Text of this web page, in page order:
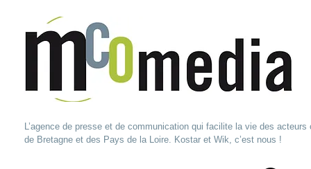
L’agence de presse et de communication qui facilite la vie des acteurs
de Bretagne et des Pays de la Loire. Kostar et Wik, c’est nous !